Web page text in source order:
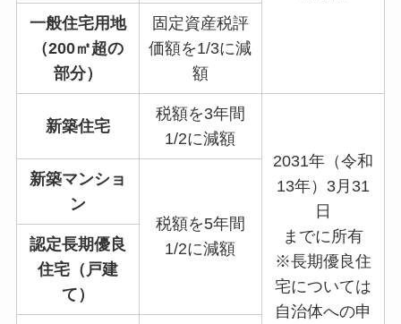
一般住宅用地
（200㎡超の
部分）
固定資産税評
価額を1/3に減
額
新築住宅
税額を3年間
1/2に減額
2031年（令和
13年）3月31
日
までに所有
※長期優良住
宅については
自治体への申
新築マンショ
ン
税額を5年間
1/2に減額
認定長期優良
住宅（戸建
て）